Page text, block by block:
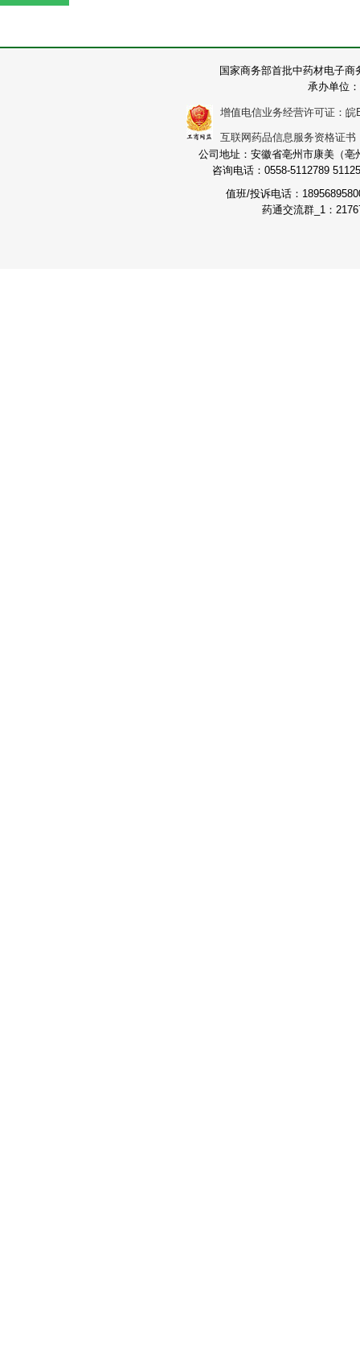
国家商务部首批中药材电子
承办单位
增值电信业务经营许可证：皖
互联网药品信息服务资格证
公司地址：安徽省亳州市康美（
咨询电话：0558-5112789
值班/投诉电话：
药通交流群_1：